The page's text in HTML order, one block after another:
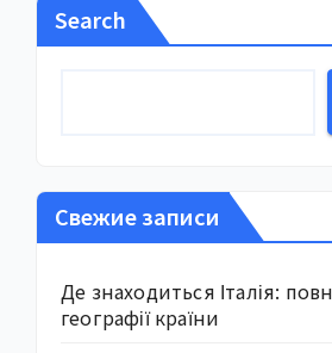
Search
Свежие записи
Де знаходиться Італія:
географії країни